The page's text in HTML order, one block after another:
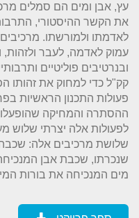
עץ, אבן ומים הם סמלים
את הקשר ההיסטורי,
לאדמתו ולמורשתו.
עמוק לאדמה, לעבר
ובנרטיבים פוליטיים
קק"ל כדי למחוק את זהותו
פעולות התכנון הראשיות
ההסתרה והמחיקה
לפעולות אלה יצרתי שלוש
שלושת מרכיבים אלה:
שנכרתו, שכבת אבן
מים המנכיחה את בורות